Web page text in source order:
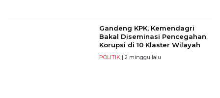
Gandeng KPK, Kemendagri
Bakal Diseminasi Pencegahan
Korupsi di 10 Klaster Wilayah
POLITIK | 2 minggu lalu